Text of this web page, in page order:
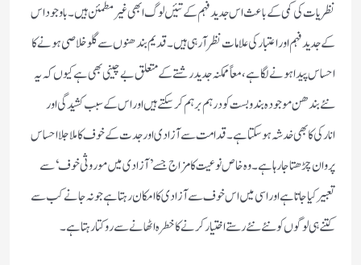
نظریات کی کمی کے باعث اس جدید فہم کے تئیں لوگ ابھی غیرمطمئن ہیں۔باوجود اس
کے جدیدفہم اور اعتبار کی علامات نظر آرہی ہیں۔قدیم بندھنوں سے گلو خلاصی ہونے کا
احساس پیداہونے لگا ہے،معاً ممکنہ جدید رشتے کے متعلق بے چینی بھی ہے کیوں کہ یہ
نئے بندھن موجودہ بندوبست کو درہم برہم کرسکتے ہیں اور اس کے سبب کشیدگی اور
انارکی کا بھی خدشہ ہوسکتاہے۔قدامت سے آزادی اور جدت کے خوف کا ملا جلا احساس
پروان چڑھتا جارہا ہے۔ وہ خاص نوعیت کا مزاج جسے ’آزادی میں موروثی خوف‘سے
تعبیر کیا جاتاہے اوراسی میں اس خوف سے آزادی کا امکان رہتاہے جو نہ جانے کب سے
کتنے ہی لوگوں کو نئے نئے رستے اختیار کرنے کا خطرہ اٹھانے سے روکتا رہتاہے۔